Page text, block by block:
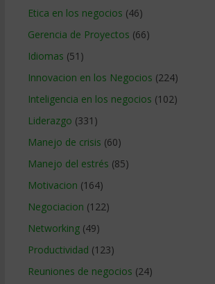
Etica en los negocios (46)
Gerencia de Proyectos (66)
Idiomas (51)
Innovacion en los Negocios (224)
Inteligencia en los negocios (102)
Liderazgo (331)
Manejo de crisis (60)
Manejo del estrés (85)
Motivacion (164)
Negociacion (122)
Networking(49)
Productividad (123)
Reuniones de negocios (24)